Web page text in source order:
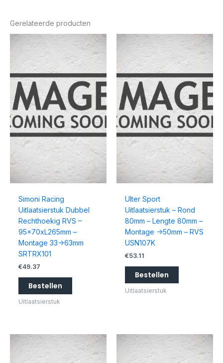
Gerelateerde producten
Simoni Racing
Uitlaatsierstuk Dubbel
Rechthoekig RVS –
95x70xL265mm –
Montage 33->63mm
SRTRX101
€49.37
Bestellen
Uitlaatsierstuk
Ulter Sport
Uitlaatsierstuk – Rond
80mm – Lengte 80mm –
Montage ->50mm – RVS
USN107K
€53.11
Bestellen
Uitlaatsierstuk